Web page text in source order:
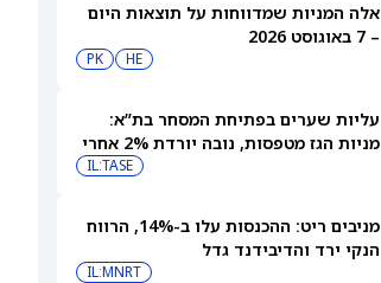
אלה המניות שמדווחות על תוצאות היום
– 7 באוגוסט 2026
HE
PK
עליות שערים בפתיחת המסחר בת”א:
מניות הגז מטפסות, נובה יורדת 2% אחרי
IL:TASE
מניבים ריט: ההכנסות עלו ב-14%, הרווח
הנקי ירד והדיבידנד גדל
IL:MNRT